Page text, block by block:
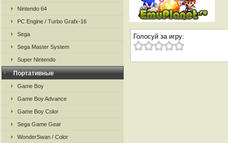
Nintendo 64
PC Engine / Turbo Grafx-16
Sega
Sega Master System
Super Nintendo
Портативные
Game Boy
Game Boy Advance
Game Boy Color
Sega Game Gear
WonderSwan / Color
Голосуй за игру: